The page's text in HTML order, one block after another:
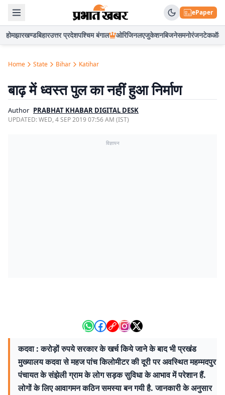
ePaper
होमझारखण्डबिहारउत्तर प्रदेशपश्चिम बंगाल ओरिजिनलएजुकेशनबिजनेसमनोरंजनटेकऑटो
Home State Bihar Katihar
बाढ़ में ध्वस्त पुल का नहीं हुआ निर्माण
Author PRABHAT KHABAR DIGITAL DESK
UPDATED:WED, 4 SEP 2019 07:56 AM (IST)
विज्ञापन
कदवा : करोड़ों रुपये सरकार के खर्च किये जाने के बाद भी प्रखंड
मुख्यालय कदवा से महज पांच किलोमीटर की दूरी पर अवस्थित महम्मदपुर
पंचायत के संझेली ग्राम के लोग सड़क सुविधा के आभाव में परेशान हैं.
लोगों के लिए आवागमन कठिन समस्या बन गयी है. जानकारी के अनुसार